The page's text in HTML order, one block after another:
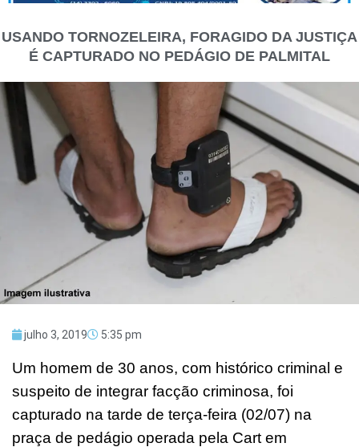
USANDO TORNOZELEIRA, FORAGIDO DA JUSTIÇA
É CAPTURADO NO PEDÁGIO DE PALMITAL
julho 3, 2019 5:35 pm
Um homem de 30 anos, com histórico criminal e
suspeito de integrar facção criminosa, foi
capturado na tarde de terça-feira (02/07) na
praça de pedágio operada pela Cart em